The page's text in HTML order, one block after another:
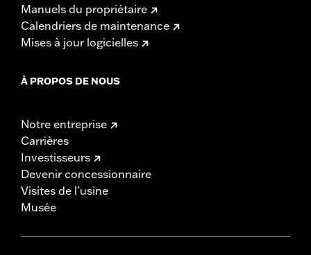
Manuels du propriétaire
Calendriers de maintenance
Mises à jour logicielles
À PROPOS DE NOUS
Notre entreprise
Carrières
Investisseurs
Devenir concessionnaire
Visites de l’usine
Musée